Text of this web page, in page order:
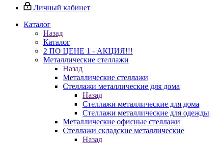
Личный кабинет
Каталог
Назад
Каталог
2 ПО ЦЕНЕ 1 - АКЦИЯ!!!
Металлические стеллажи
Назад
Металлические стеллажи
Стеллажи металлические для дома
Назад
Стеллажи металлические для дома
Стеллажи металлические для одежды
Металлические офисные стеллажи
Стеллажи складские металлические
Назад